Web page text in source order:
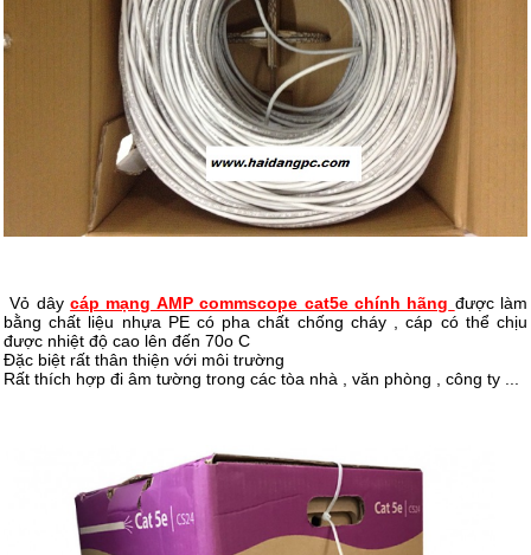
Vỏ dâycáp mạng AMP commscope cat5e chính hãng được làm
bằng chất liệu nhựa PE có pha chất chống cháy , cáp có thể chịu
được nhiệt độ cao lên đến 70o C
Đặc biệt rất thân thiện với môi trường
Rất thích hợp đi âm tường trong các tòa nhà , văn phòng , công ty ...